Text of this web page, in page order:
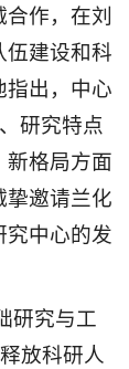
作，在刘
伍建设和科
指出，中心
研究特点
新格局方面
挚邀请兰化
究中心的发
研究与工
放科研人